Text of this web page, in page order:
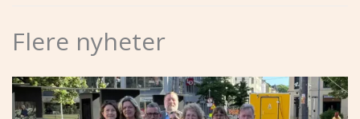
Flere nyheter